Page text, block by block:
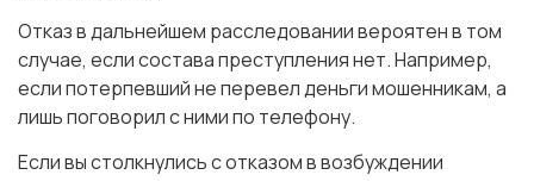
Отказ в дальнейшем расследовании вероятен в том
случае, если состава преступления нет. Например,
если потерпевший не перевел деньги мошенникам, а
лишь поговорил с ними по телефону.
Если вы столкнулись с отказом в возбуждении